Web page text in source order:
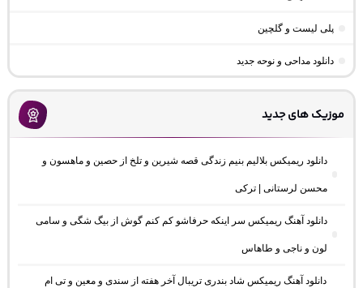
پلی لیست و گلچین
دانلود مداحی و نوحه جدید
موزیک های جدید
دانلود ریمیکس بلالیم بنیم زندگی قصه شیرین و تلخ از حصین و ماهسون و
محسن لرستانی | ترکی
دانلود آهنگ ریمیکس سر اینکه حرفاشو کم کنم گوش از بیگ شگی و سامی
لون و ناجی و طاهاس
دانلود آهنگ ریمیکس شاد بندری تریبال آخر هفته از سندی و معین و تی ام